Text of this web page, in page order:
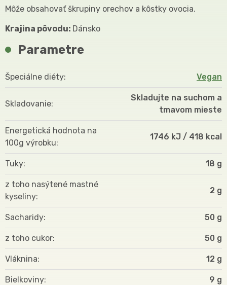
Môže obsahovať škrupiny orechov a kôstky ovocia.
Krajina pôvodu: Dánsko
Parametre
Špeciálne diéty Vegan
Skladovanie
Skladujte na suchom a
tmavom mieste
Energetická hodnota na
100g výrobku
1746 kJ / 418 kcal
Tuky 18 g
z toho nasýtené mastné
kyseliny
2 g
Sacharidy 50 g
z toho cukor 50 g
Vláknina 12 g
Bielkoviny 9 g